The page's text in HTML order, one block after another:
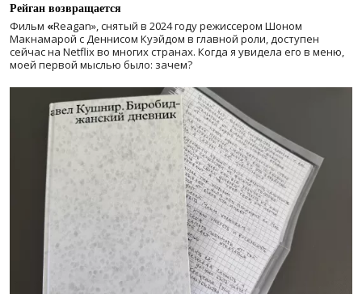
Рейган возвращается
Фильм «Reagan», снятый в 2024 годурежиссером Шоном
Макнамарой с Деннисом Куэйдом в главной роли, доступен
сейчас на Netflix во многих странах. Когда я увидела его в меню,
моей первой мыслью было: зачем?